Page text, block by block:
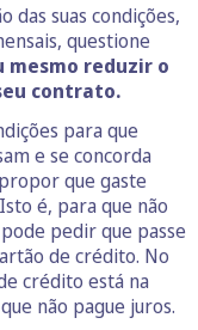
das suas condições,
questione
mesmo reduzir o
contrato.
para que
e se concorda
que gaste
é, para que não
pedir que passe
de crédito. No
crédito está na
não pague juros.